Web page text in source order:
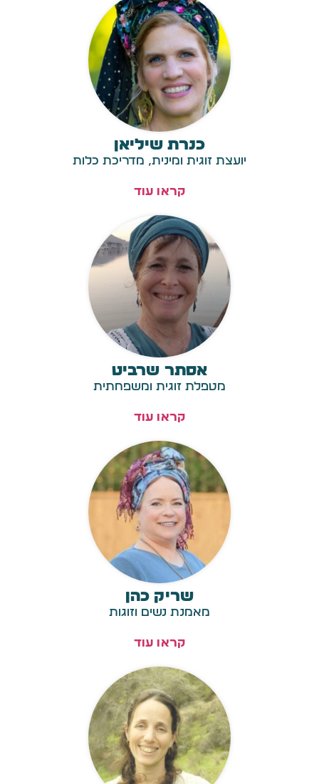
כנרת שיליאן
יועצת זוגית ומינית, מדריכת כלות
קראו עוד
אסתר שרביט
מטפלת זוגית ומשפחתית
קראו עוד
שריק כהן
מאמנת נשים וזוגות
קראו עוד